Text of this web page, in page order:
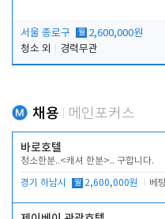
서울 종로구 월 2,600,000원
청소 외
경력무관
채용 메인포커스
바로호텔
청소한분..<캐셔 한분>.. 구합니다.
경기 하남시 월 2,600,000원